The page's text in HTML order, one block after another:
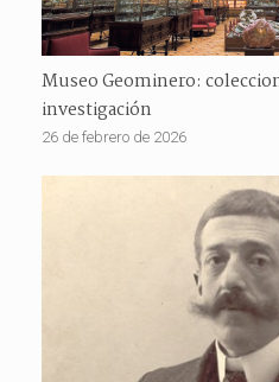
Museo Geominero:
investigación
26 de febrero de 2026